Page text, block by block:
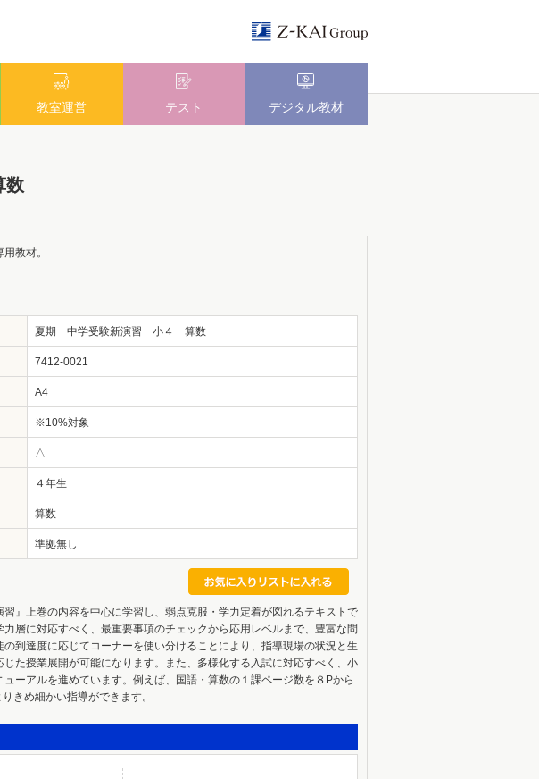
教室運営 テスト デジタル教材
教材。
夏期 中学受験新演習 小４ 算数
7412-0021
A4
※10%対象
△
４年生
算数
準拠無し
習』上巻の内容を中心に学習し、弱点克服・学力定着が図れるテキストで
力層に対応すべく、最重要事項のチェックから応用レベルまで、豊富な問
の到達度に応じてコーナーを使い分けることにより、指導現場の状況と生
じた授業展開が可能になります。また、多様化する入試に対応すべく、小
ューアルを進めています。例えば、国語・算数の１課ページ数を８Pから
きめ細かい指導ができます。